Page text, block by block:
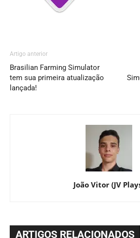
Artigo anterior
Brasilian Farming Simulator
tem sua primeira atualização
lançada!
João Vitor (JV
ARTIGOS RELACIONADOS